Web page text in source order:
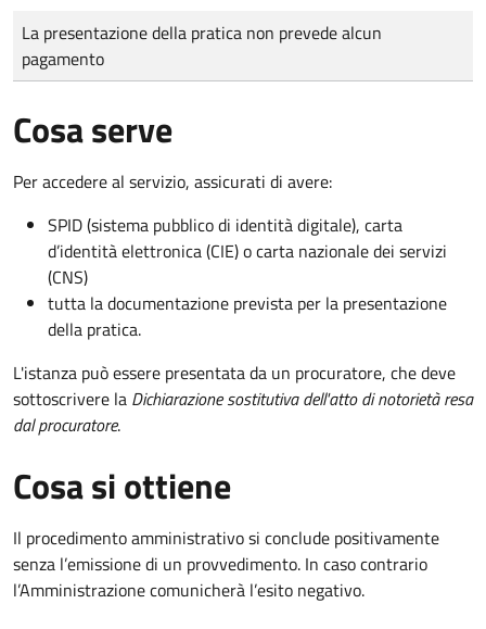
Tipo di pagamento
Importo
La presentazione della pratica non prevede alcun
pagamento
Cosa serve
Per accedere al servizio, assicurati di avere:
SPID (sistema pubblico di identità digitale), carta
d’identità elettronica (CIE) o carta nazionale dei servizi
(CNS)
tutta la documentazione prevista per la presentazione
della pratica.
L'istanza può essere presentata da un procuratore, che deve
sottoscrivere la Dichiarazione sostitutiva dell'atto di notorietà resa
dal procuratore.
Cosa si ottiene
Il procedimento amministrativo si conclude positivamente
senza l’emissione di un provvedimento. In caso contrario
l’Amministrazione comunicherà l’esito negativo.